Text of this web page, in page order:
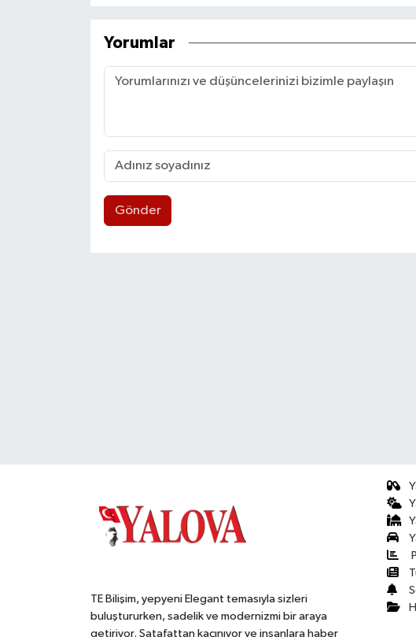
Yorumlar
Gönder
TE Bilişim, yepyeni Elegant temasıyla sizleri
buluştururken, sadelik ve modernizmi bir araya
getiriyor. Şatafattan kaçınıyor ve insanlara haber